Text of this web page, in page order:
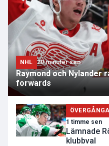
NHL 20 minuter sen
Raymond och Nylander
forwards
1 timme sen
Lämnade
klubbval